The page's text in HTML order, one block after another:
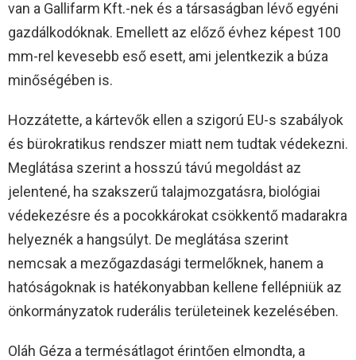
van a Gallifarm Kft.-nek és a társaságban lévő egyéni
gazdálkodóknak. Emellett az előző évhez képest 100
mm-rel kevesebb eső esett, ami jelentkezik a búza
minőségében is.
Hozzátette, a kártevők ellen a szigorú EU-s szabályok
és bürokratikus rendszer miatt nem tudtak védekezni.
Meglátása szerint a hosszú távú megoldást az
jelentené, ha szakszerű talajmozgatásra, biológiai
védekezésre és a pocokkárokat csökkentő madarakra
helyeznék a hangsúlyt. De meglátása szerint
nemcsak a mezőgazdasági termelőknek, hanem a
hatóságoknak is hatékonyabban kellene fellépniük az
önkormányzatok ruderális területeinek kezelésében.
Oláh Géza a termésátlagot érintően elmondta, a